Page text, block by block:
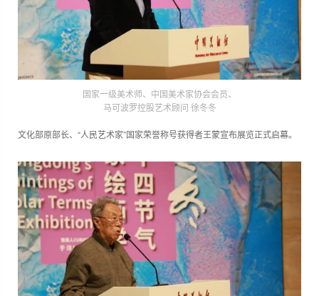
国家一级美术师、中国美术家协会会员、
马可波罗控股艺术顾问 徐冬冬
文化部原部长、“人民艺术家”国家荣誉称号获得者王蒙宣布展览正式启幕。